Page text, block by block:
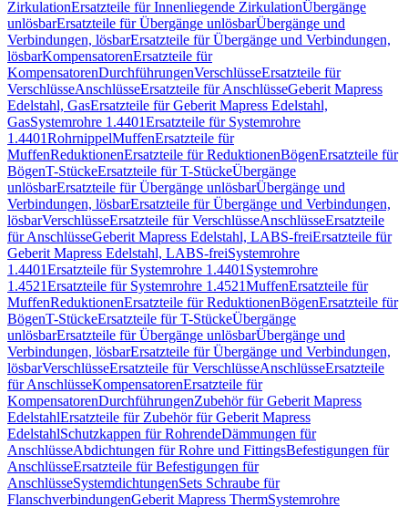
ZirkulationErsatzteile für Innenliegende ZirkulationÜbergänge
unlösbarErsatzteile für Übergänge unlösbarÜbergänge und
Verbindungen, lösbarErsatzteile für Übergänge und Verbindungen,
lösbarKompensatorenErsatzteile für
KompensatorenDurchführungenVerschlüsseErsatzteile für
VerschlüsseAnschlüsseErsatzteile für AnschlüsseGeberit Mapress
Edelstahl, GasErsatzteile für Geberit Mapress Edelstahl,
GasSystemrohre 1.4401Ersatzteile für Systemrohre
1.4401RohrnippelMuffenErsatzteile für
MuffenReduktionenErsatzteile für ReduktionenBögenErsatzteile für
BögenT-StückeErsatzteile für T-StückeÜbergänge
unlösbarErsatzteile für Übergänge unlösbarÜbergänge und
Verbindungen, lösbarErsatzteile für Übergänge und Verbindungen,
lösbarVerschlüsseErsatzteile für VerschlüsseAnschlüsseErsatzteile
für AnschlüsseGeberit Mapress Edelstahl, LABS-freiErsatzteile für
Geberit Mapress Edelstahl, LABS-freiSystemrohre
1.4401Ersatzteile für Systemrohre 1.4401 Systemrohre
1.4521Ersatzteile für Systemrohre 1.4521MuffenErsatzteile für
MuffenReduktionenErsatzteile für ReduktionenBögenErsatzteile für
BögenT-StückeErsatzteile für T-StückeÜbergänge
unlösbarErsatzteile für Übergänge unlösbarÜbergänge und
Verbindungen, lösbarErsatzteile für Übergänge und Verbindungen,
lösbarVerschlüsseErsatzteile für VerschlüsseAnschlüsseErsatzteile
für AnschlüsseKompensatorenErsatzteile für
KompensatorenDurchführungenZubehör für Geberit Mapress
EdelstahlErsatzteile für Zubehör für Geberit Mapress
EdelstahlSchutzkappen für RohrendeDämmungen für
AnschlüsseAbdichtungen für Rohre und FittingsBefestigungen für
AnschlüsseErsatzteile für Befestigungen für
AnschlüsseSystemdichtungenSets Schraube für
FlanschverbindungenGeberit Mapress ThermSystemrohre